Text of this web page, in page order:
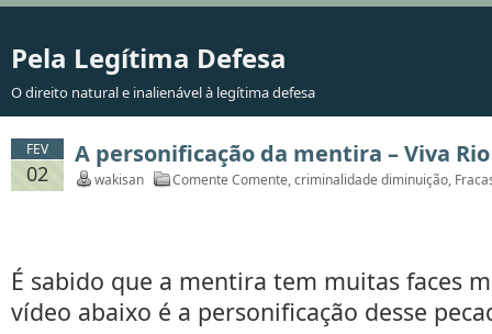
Pela Legítima Defesa
O direito natural e inalienável à legítima defesa
FEV
02
A personificação da mentira – Viva
wakisan Comente Comente,criminalidade diminuição,
É sabido que a mentira tem muitas faces
vídeo abaixo é a personificação desse